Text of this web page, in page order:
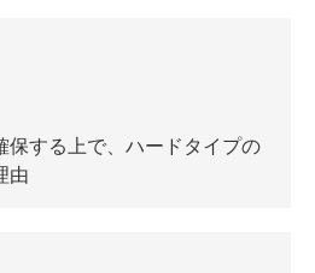
保する上で、ハードタイプの
由